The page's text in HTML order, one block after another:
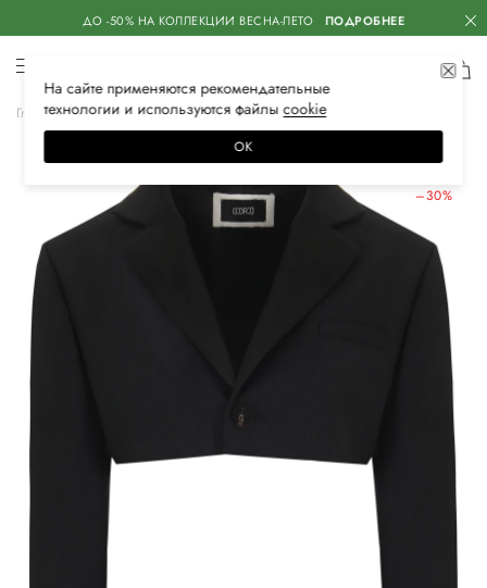
ДО -50% НА КОЛЛЕКЦИИ ВЕСНА-ЛЕТО ПОДРОБНЕЕ
Главная Женская Одежда Пиджаки Классические
–30%
На сайте применяются рекомендательные
технологии и используются файлысооkiе
ОК